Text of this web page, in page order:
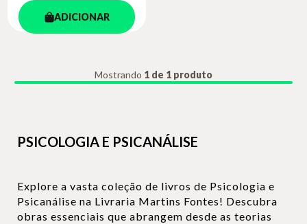
ADICIONAR
Mostrando 1 de 1 produto
PSICOLOGIA E PSICANÁLISE
Explore a vasta coleção de livros de Psicologia e
Psicanálise na Livraria Martins Fontes! Descubra
obras essenciais que abrangem desde as teorias